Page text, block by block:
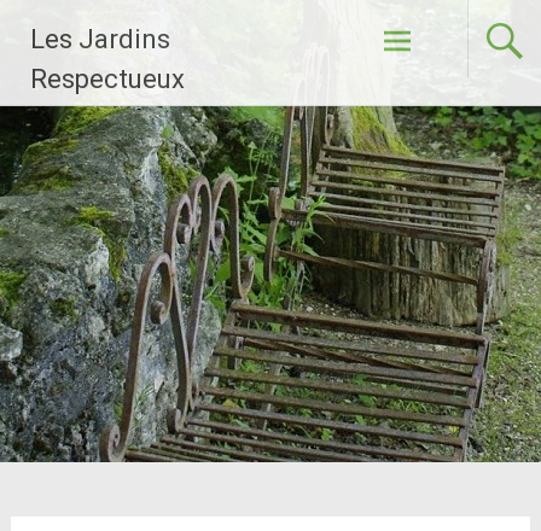
contenu
principal
Les Jardins
Respectueux